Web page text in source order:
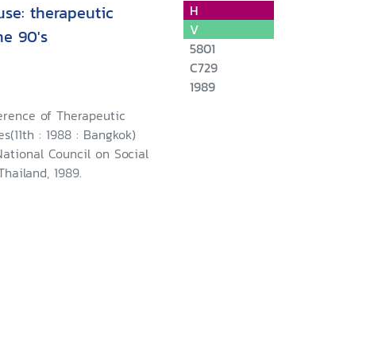
therapeutic
90's
of Therapeutic
: 1988 : Bangkok)
Council on Social
1989.
H
V
5801
C729
1989